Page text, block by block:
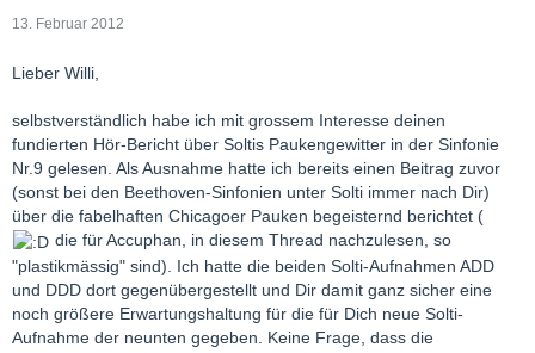
13. Februar 2012
Lieber Willi,
selbstverständlich habe ich mit grossem Interesse deinen
fundierten Hör-Bericht über Soltis Paukengewitter in der Sinfonie
Nr.9 gelesen. Als Ausnahme hatte ich bereits einen Beitrag zuvor
(sonst bei den Beethoven-Sinfonien unter Solti immer nach Dir)
über die fabelhaften Chicagoer Pauken begeisternd berichtet (
die für Accuphan, in diesem Thread nachzulesen, so
"plastikmässig" sind). Ich hatte die beiden Solti-Aufnahmen ADD
und DDD dort gegenübergestellt und Dir damit ganz sicher eine
noch größere Erwartungshaltung für die für Dich neue Solti-
Aufnahme der neunten gegeben. Keine Frage, dass die